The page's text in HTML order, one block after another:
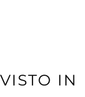
VISTO IN